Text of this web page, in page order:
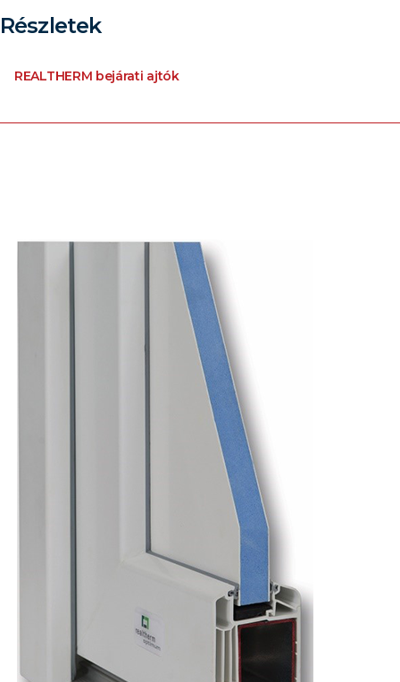
Részletek
REALTHERM bejárati ajtók